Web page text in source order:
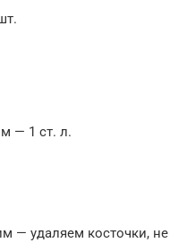
— 1 ст. л.
— удаляем косточки, не